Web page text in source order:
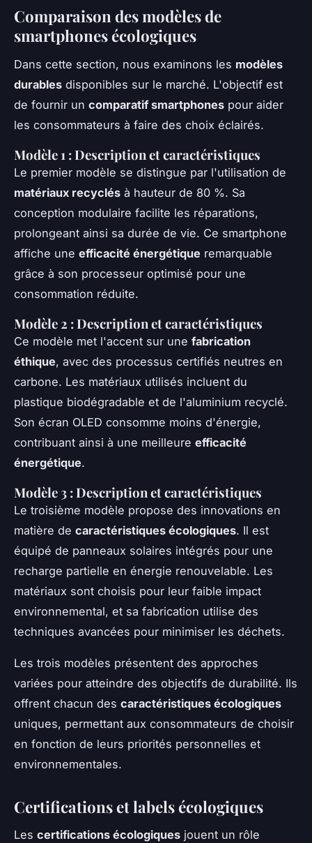
Comparaison des modèles de
smartphones écologiques
Dans cette section, nous examinons les modèles
durables disponibles sur le marché. L'objectif est
de fournir un comparatif smartphones pour aider
les consommateurs à faire des choix éclairés.
Modèle 1 : Description et caractéristiques
Le premier modèle se distingue par l'utilisation de
matériaux recyclés à hauteur de 80 %. Sa
conception modulaire facilite les réparations,
prolongeant ainsi sa durée de vie. Ce smartphone
affiche une efficacité énergétique remarquable
grâce à son processeur optimisé pour une
consommation réduite.
Modèle 2 : Description et caractéristiques
Ce modèle met l'accent sur une fabrication
éthique, avec des processus certifiés neutres en
carbone. Les matériaux utilisés incluent du
plastique biodégradable et de l'aluminium recyclé.
Son écran OLED consomme moins d'énergie,
contribuant ainsi à une meilleure efficacité
énergétique.
Modèle 3 : Description et caractéristiques
Le troisième modèle propose des innovations en
matière de caractéristiques écologiques. Il est
équipé de panneaux solaires intégrés pour une
recharge partielle en énergie renouvelable. Les
matériaux sont choisis pour leur faible impact
environnemental, et sa fabrication utilise des
techniques avancées pour minimiser les déchets.
Les trois modèles présentent des approches
variées pour atteindre des objectifs de durabilité. Ils
offrent chacun des caractéristiques écologiques
uniques, permettant aux consommateurs de choisir
en fonction de leurs priorités personnelles et
environnementales.
Certifications et labels écologiques
Les certifications écologiques jouent un rôle